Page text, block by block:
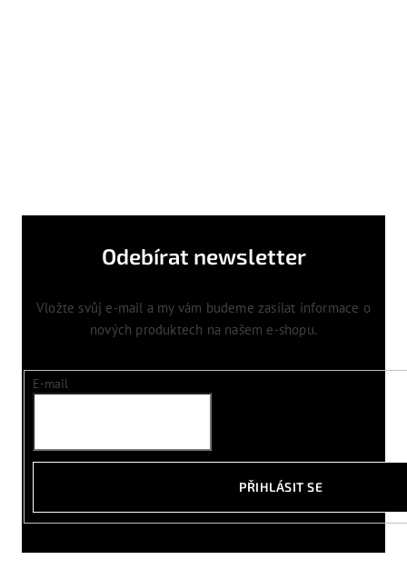
Odebírat newsletter
Vložte svůj e-mail a my vám budeme zasílat informace o
nových produktech na našem e-shopu.
E-mail
PŘIHLÁSIT SE